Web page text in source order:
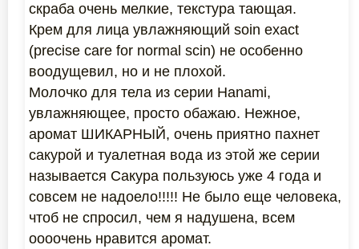
скраба очень мелкие, текстура тающая.
Крем для лица увлажняющий soin exact
(precise care for normal scin) не особенно
воодущевил, но и не плохой.
Молочко для тела из серии Hanami,
увлажняющее, просто обажаю. Нежное,
аромат ШИКАРНЫЙ, очень приятно пахнет
сакурой и туалетная вода из этой же серии
называется Сакура пользуюсь уже 4 года и
совсем не надоело!!!!! Не было еще человека,
чтоб не спросил, чем я надушена, всем
оооочень нравится аромат.